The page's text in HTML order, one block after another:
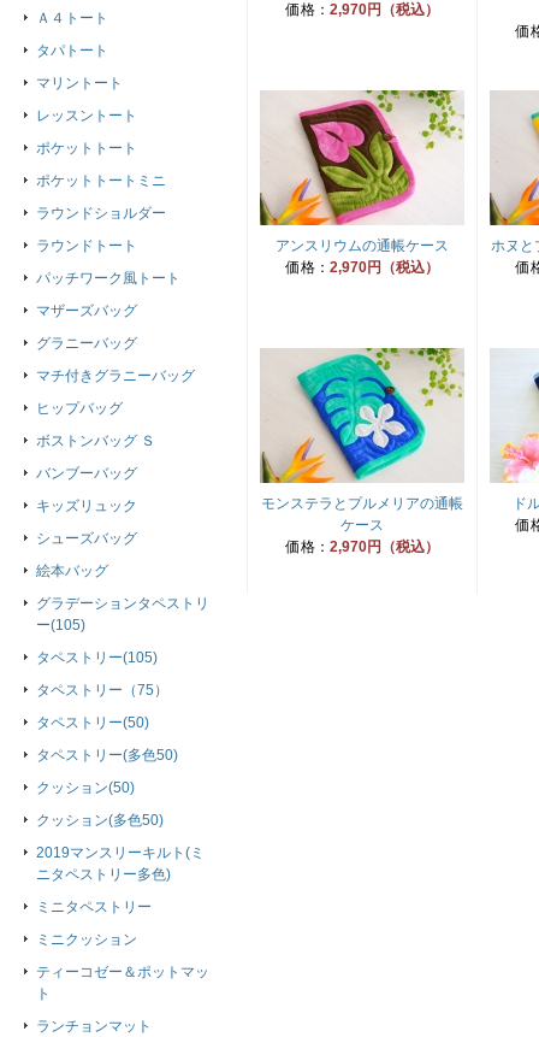
価格： 2,970円（税込）
価
アンスリウムの通帳ケース
価格： 2,970円（税込）
ホヌと
価
モンステラとプルメリアの通帳
ケース
価格： 2,970円（税込）
ド
価
Ａ４トート
タパトート
マリントート
レッスントート
ポケットトート
ポケットトートミニ
ラウンドショルダー
ラウンドトート
パッチワーク風トート
マザーズバッグ
グラニーバッグ
マチ付きグラニーバッグ
ヒップバッグ
ボストンバッグ Ｓ
バンブーバッグ
キッズリュック
シューズバッグ
絵本バッグ
グラデーションタペストリ
ー(105)
タペストリー(105)
タペストリー（75）
タペストリー(50)
タペストリー(多色50)
クッション(50)
クッション(多色50)
2019マンスリーキルト(ミ
ニタペストリー多色)
ミニタペストリー
ミニクッション
ティーコゼー＆ポットマッ
ト
ランチョンマット